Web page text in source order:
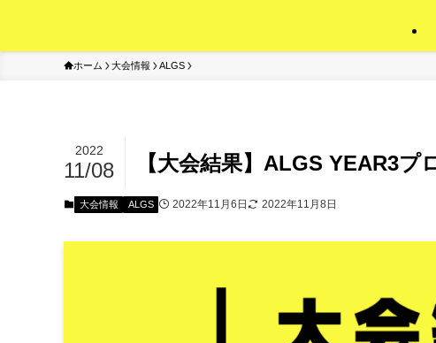
ホーム 大会情報 ALGS
【大会結果】ALGS YEAR3
2022
11/08
大会情報 ALGS 2022年11月6日 2022年11月8日